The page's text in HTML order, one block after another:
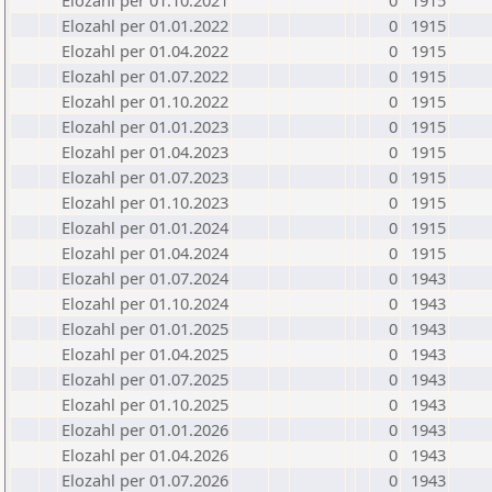
Elozahl per 01.01.2022
0
1915
Elozahl per 01.04.2022
0
1915
Elozahl per 01.07.2022
0
1915
Elozahl per 01.10.2022
0
1915
Elozahl per 01.01.2023
0
1915
Elozahl per 01.04.2023
0
1915
Elozahl per 01.07.2023
0
1915
Elozahl per 01.10.2023
0
1915
Elozahl per 01.01.2024
0
1915
Elozahl per 01.04.2024
0
1915
Elozahl per 01.07.2024
0
1943
Elozahl per 01.10.2024
0
1943
Elozahl per 01.01.2025
0
1943
Elozahl per 01.04.2025
0
1943
Elozahl per 01.07.2025
0
1943
Elozahl per 01.10.2025
0
1943
Elozahl per 01.01.2026
0
1943
Elozahl per 01.04.2026
0
1943
Elozahl per 01.07.2026
0 1943